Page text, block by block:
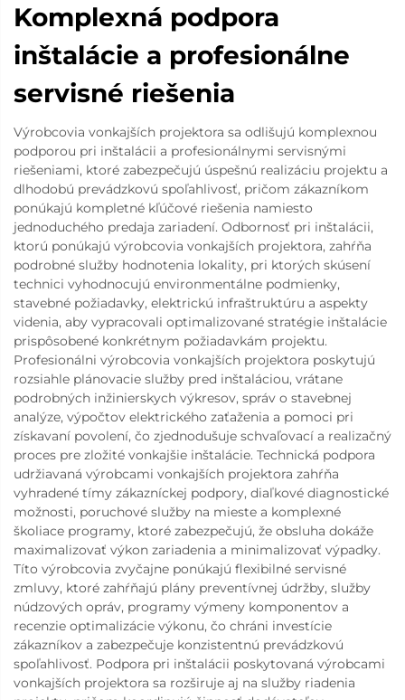
Komplexná podpora
inštalácie a profesionálne
servisné riešenia
Výrobcovia vonkajších projektora sa odlišujú komplexnou
podporou pri inštalácii a profesionálnymi servisnými
riešeniami, ktoré zabezpečujú úspešnú realizáciu projektu a
dlhodobú prevádzkovú spoľahlivosť, pričom zákazníkom
ponúkajú kompletné kľúčové riešenia namiesto
jednoduchého predaja zariadení. Odbornosť pri inštalácii,
ktorú ponúkajú výrobcovia vonkajších projektora, zahŕňa
podrobné služby hodnotenia lokality, pri ktorých skúsení
technici vyhodnocujú environmentálne podmienky,
stavebné požiadavky, elektrickú infraštruktúru a aspekty
videnia, aby vypracovali optimalizované stratégie inštalácie
prispôsobené konkrétnym požiadavkám projektu.
Profesionálni výrobcovia vonkajších projektora poskytujú
rozsiahle plánovacie služby pred inštaláciou, vrátane
podrobných inžinierskych výkresov, správ o stavebnej
analýze, výpočtov elektrického zaťaženia a pomoci pri
získavaní povolení, čo zjednodušuje schvaľovací a realizačný
proces pre zložité vonkajšie inštalácie. Technická podpora
udržiavaná výrobcami vonkajších projektora zahŕňa
vyhradené tímy zákazníckej podpory, diaľkové diagnostické
možnosti, poruchové služby na mieste a komplexné
školiace programy, ktoré zabezpečujú, že obsluha dokáže
maximalizovať výkon zariadenia a minimalizovať výpadky.
Títo výrobcovia zvyčajne ponúkajú flexibilné servisné
zmluvy, ktoré zahŕňajú plány preventívnej údržby, služby
núdzových opráv, programy výmeny komponentov a
recenzie optimalizácie výkonu, čo chráni investície
zákazníkov a zabezpečuje konzistentnú prevádzkovú
spoľahlivosť. Podpora pri inštalácii poskytovaná výrobcami
vonkajších projektora sa rozširuje aj na služby riadenia